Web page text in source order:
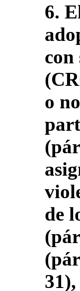
6.
con
o
de